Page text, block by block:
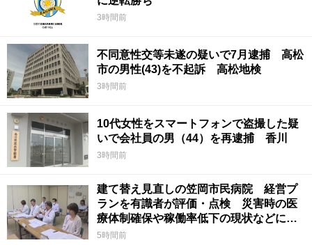
3時間前
不同意性交等未遂の疑いで7月逮捕 高松
市の男性(43)を不起訴 高松地検
3時間前
10代女性をスマートフォンで盗撮した疑
いで会社員の男（44）を再逮捕 香川
3時間前
建て替え見直しの笠岡市民病院 経営プ
ランを有識者が評価・点検 災害時の医
療体制確保や稼働率低下の現状などに意
見 岡山
5時間前